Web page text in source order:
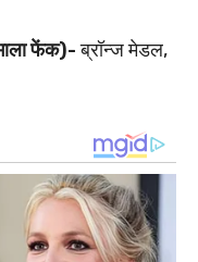
फेंक)-ब्रॉन्ज मेडल,